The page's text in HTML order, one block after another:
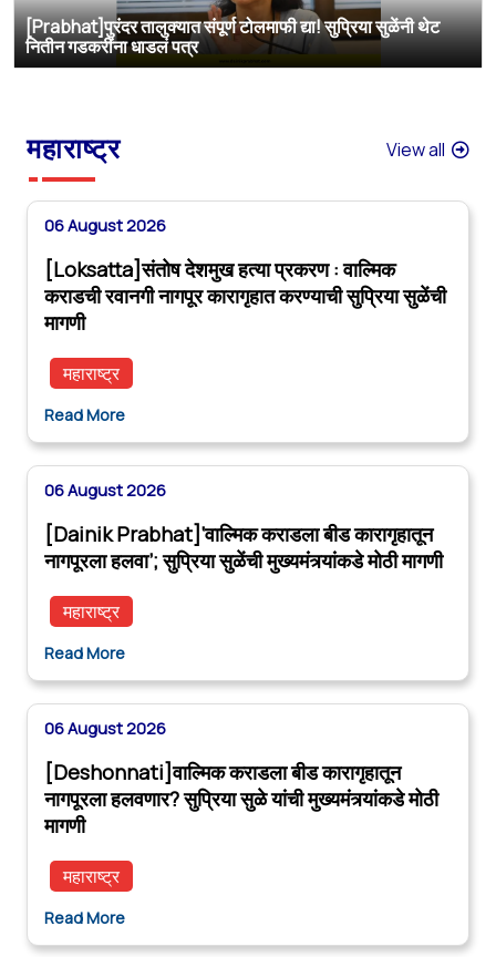
[Prabhat]पुरंदर तालुक्यात संपूर्ण टोलमाफी द्या! सुप्रिया सुळेंनी थेट
नितीन गडकरींना धाडलं पत्र
महाराष्ट्र View all
06 August 2026
[Loksatta]संतोष देशमुख हत्या प्रकरण : वाल्मिक
कराडची रवानगी नागपूर कारागृहात करण्याची सुप्रिया सुळेंची
मागणी
महाराष्ट्र
Read More
06 August 2026
[Dainik Prabhat]‘वाल्मिक कराडला बीड कारागृहातून
नागपूरला हलवा’; सुप्रिया सुळेंची मुख्यमंत्र्यांकडे मोठी मागणी
महाराष्ट्र
Read More
06 August 2026
[Deshonnati]वाल्मिक कराडला बीड कारागृहातून
नागपूरला हलवणार? सुप्रिया सुळे यांची मुख्यमंत्र्यांकडे मोठी
मागणी
महाराष्ट्र
Read More